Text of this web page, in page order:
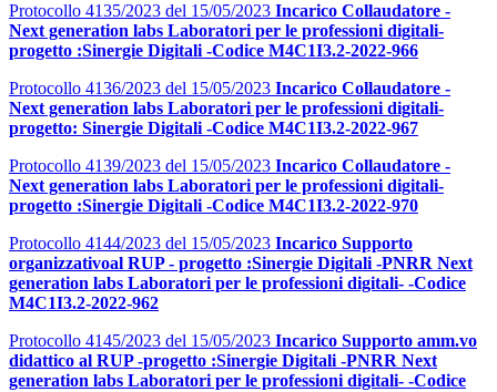
Protocollo 4135/2023 del 15/05/2023 Incarico Collaudatore -
Next generation labs Laboratori per le professioni digitali-
progetto :Sinergie Digitali -Codice M4C1I3.2-2022-966
Protocollo 4136/2023 del 15/05/2023 Incarico Collaudatore -
Next generation labs Laboratori per le professioni digitali-
progetto: Sinergie Digitali -Codice M4C1I3.2-2022-967
Protocollo 4139/2023 del 15/05/2023 Incarico Collaudatore -
Next generation labs Laboratori per le professioni digitali-
progetto :Sinergie Digitali -Codice M4C1I3.2-2022-970
Protocollo 4144/2023 del 15/05/2023 Incarico Supporto
organizzativoal RUP - progetto :Sinergie Digitali -PNRR Next
generation labs Laboratori per le professioni digitali- -Codice
M4C1I3.2-2022-962
Protocollo 4145/2023 del 15/05/2023 Incarico Supporto amm.vo
didattico al RUP -progetto :Sinergie Digitali -PNRR Next
generation labs Laboratori per le professioni digitali- -Codice